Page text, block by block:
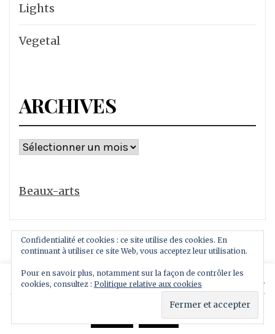
Lights
Vegetal
ARCHIVES
Archives
Beaux-arts
Copyright All rights reserved
This website uses cookies to improve your experience.
Reject Read More
Confidentialité et cookies : ce site utilise des cookies. En
continuant à utiliser ce site Web, vous acceptez leur utilisation.
Pour en savoir plus, notamment sur la façon de contrôler les
cookies, consultez : Politique relative aux cookies